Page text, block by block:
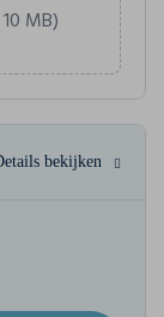
MB)
bekijken